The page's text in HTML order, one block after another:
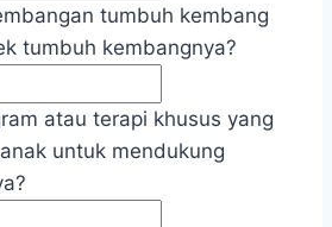
tumbuh kembang
tumbuh kembangnya?
atau terapi khusus yang
untuk mendukung